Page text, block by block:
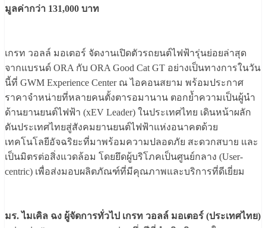
มูลค่ากว่า 131,000 บาท
เกรท วอลล์ มอเตอร์ จัดงานเปิดตัวรถยนต์ไฟฟ้ารุ่นย่อยล่าสุด
จากแบรนด์ ORA กับ ORA Good Cat GT อย่างเป็นทางการในวัน
นี้ที่ GWM Experience Center ณ ไอคอนสยาม พร้อมประกาศ
ราคาจำหน่ายที่หลายคนตั้งตารอมานาน ตอกย้ำความเป็นผู้นำ
ด้านยานยนต์ไฟฟ้า (xEV Leader) ในประเทศไทย เดินหน้าผลัก
ดันประเทศไทยสู่สังคมยานยนต์ไฟฟ้าแห่งอนาคตด้วย
เทคโนโลยีอัจฉริยะที่มาพร้อมความปลอดภัย สะดวกสบาย และ
เป็นมิตรต่อสิ่งแวดล้อม โดยยึดผู้บริโภคเป็นศูนย์กลาง (User-
centric) เพื่อส่งมอบผลิตภัณฑ์ที่มีคุณภาพและบริการที่ดีเยี่ยม
มร. ไมเคิล ฉง ผู้จัดการทั่วไป เกรท วอลล์ มอเตอร์ (ประเทศไทย)